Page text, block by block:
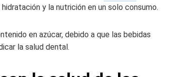
y la nutrición en un solo consumo.
en azúcar, debido a que las bebidas
la salud dental.